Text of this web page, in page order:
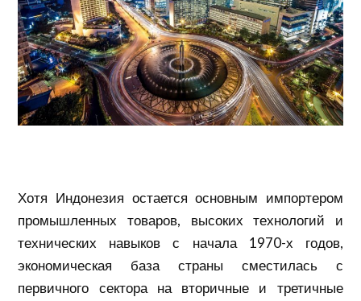
Хотя Индонезия остается основным импортером
промышленных товаров, высоких технологий и
технических навыков с начала 1970-х годов,
экономическая база страны сместилась с
первичного сектора на вторичные и третичные